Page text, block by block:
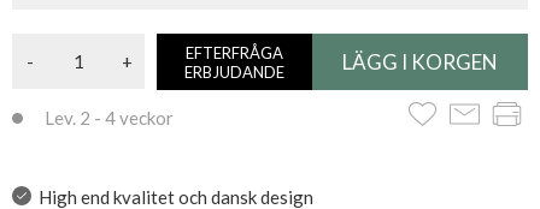
- +
EFTERFRÅGA
ERBJUDANDE
Lev. 2 - 4 veckor
High end kvalitet och dansk design